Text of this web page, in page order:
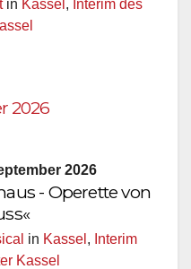
in Kassel , Interim des
2026
2026
- Operette von
in Kassel , Interim
Kassel